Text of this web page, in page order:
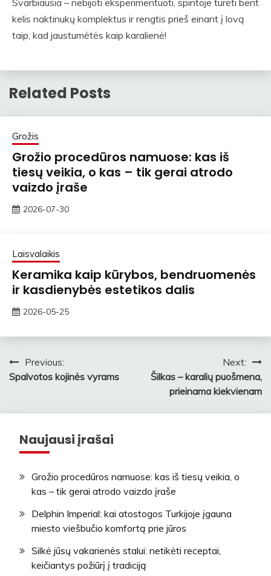
Svarbiausia – nebijoti eksperimentuoti, spintoje turėti bent
kelis naktinukų komplektus ir rengtis prieš einant į lovą
taip, kad jaustumėtės kaip karalienė!
Related Posts
Grožis
Grožio procedūros namuose: kas iš
tiesų veikia, o kas – tik gerai atrodo
vaizdo įraše
2026-07-30
Laisvalaikis
Keramika kaip kūrybos, bendruomenės
ir kasdienybės estetikos dalis
2026-05-25
Navigacija
tarp
įrašų
Previous:
Spalvotos kojinės vyrams
Next:
Šilkas – karalių puošmena,
prieinama kiekvienam
Naujausi įrašai
Grožio procedūros namuose: kas iš tiesų veikia, o
kas – tik gerai atrodo vaizdo įraše
Delphin Imperial: kai atostogos Turkijoje įgauna
miesto viešbučio komfortą prie jūros
Silkė jūsų vakarienės stalui: netikėti receptai,
keičiantys požiūrį į tradiciją